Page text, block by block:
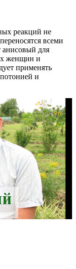
реакций не
всеми
анисовый для
женщин и
применять
и